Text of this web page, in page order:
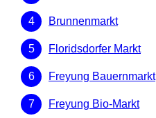
Brunnenmarkt
Floridsdorfer Markt
Freyung Bauernmarkt
Freyung Bio-Markt